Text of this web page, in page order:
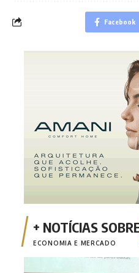
Facebook
ECONOMIA E MERCADO